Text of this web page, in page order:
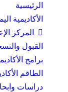
الرئيسية
الأكاديمية
المركز
القبول
برامج
الطاقم
دراسات